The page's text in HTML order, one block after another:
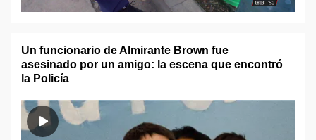
Un funcionario de Almirante Brown fue
asesinado por un amigo: la escena que encontró
la Policía